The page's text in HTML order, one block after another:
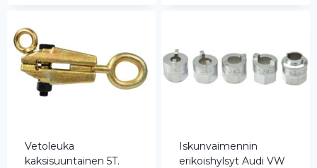
Vetoleuka
kaksisuuntainen 5T.
Iskunvaimennin
erikoishylsyt Audi VW